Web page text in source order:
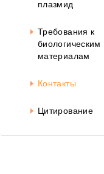
плазмид
Требования к
биологическим
материалам
Контакты
Цитирование